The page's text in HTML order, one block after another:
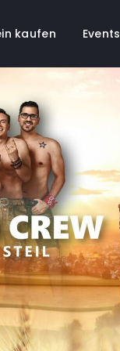
kaufen Events